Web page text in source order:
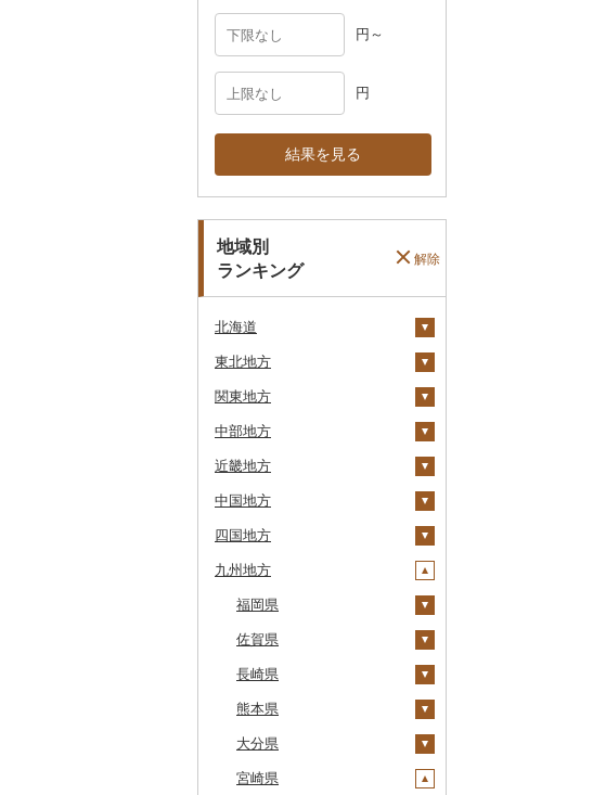
円～
円
結果を見る
地域別
ランキング
解除
北海道
安平町
八雲町
鹿部町
江差町
白老町
せたな町
旭川市
森町
稚内市
標津町
清里町
北斗市
留萌市
東北地方
青森県
十和田市
大鰐町
南部町
五戸町
藤崎町
六ヶ所村
東北町
三戸町
東通村
黒石市
おいらせ町
岩手県
宮古市
軽米町
岩手町
矢巾町
釜石市
野田村
普代村
一戸町
陸前高田市
紫波町
宮城県
柴田町
色麻町
丸森町
大衡村
加美町
利府町
白石市
登米市
山元町
秋田県
大潟村
横手市
能代市
小坂町
仙北市
井川町
潟上市
三種町
山形県
村山市
尾花沢市
上山市
河北町
酒田市
新庄市
長井市
福島県
天栄村
広野町
鏡石町
須賀川市
小野町
棚倉町
関東地方
茨城県
土浦市
取手市
つくば市
稲敷市
潮来市
五霞町
北茨城市
境町
かすみがうら市
牛久市
栃木県
那須塩原市
市貝町
塩谷町
上三川町
佐野市
真岡市
高根沢町
大田原市
栃木市
群馬県
榛東村
下仁田町
玉村町
安中市
川場村
昭和村
甘楽町
明和町
埼玉県
春日部市
蕨市
戸田市
毛呂山町
久喜市
ふじみ野市
川島町
千葉県
勝浦市
袖ケ浦市
我孫子市
長柄町
芝山町
八千代市
東京都
八王子市
日野市
昭島市
武蔵村山市
葛飾区
神奈川県
南足柄市
松田町
大井町
中井町
中部地方
新潟県
十日町市
弥彦村
阿賀町
出雲崎町
魚沼市
佐渡市
燕市
南魚沼市
関川村
富山県
射水市
氷見市
朝日町
高岡市
魚津市
砺波市
入善町
黒部市
石川県
羽咋市
七尾市
白山市
穴水町
輪島市
中能登町
石川県（県庁）
福井県
美浜町
小浜市
越前町
若狭町
鯖江市
高浜町
山梨県
富士吉田市
甲斐市
山梨市
富士川町
大月市
長野県
高森町
御代田町
飯田市
青木村
岐阜県
養老町
八百津町
池田町
静岡県
下田市
静岡市
愛知県
清須市
近畿地方
三重県
鈴鹿市
伊賀市
木曽岬町
多気町
松阪市
桑名市
志摩市
明和町
滋賀県
長浜市
高島市
草津市
近江八幡市
竜王町
甲賀市
湖南市
京都府
宮津市
伊根町
与謝野町
福知山市
亀岡市
城陽市
大阪府
茨木市
豊能町
枚方市
河内長野市
泉佐野市
兵庫県
上郡町
神河町
小野市
太子町
奈良県
曽爾村
河合町
宇陀市
和歌山県
湯浅町
有田市
中国地方
鳥取県
鳥取県（県庁）
米子市
大山町
琴浦町
日野町
鳥取市
北栄町
島根県
雲南市
海士町
津和野町
飯南町
安来市
知夫村
岡山県
津山市
西粟倉村
久米南町
真庭市
新見市
広島県
安芸太田町
世羅町
大竹市
廿日市市
山口県
柳井市
平生町
山口県（県庁）
四国地方
徳島県
阿波市
牟岐町
那賀町
三好市
鳴門市
藍住町
香川県
高松市
直島町
さぬき市
多度津町
三豊市
愛媛県
今治市
鬼北町
西予市
八幡浜市
高知県
香美市
馬路村
芸西村
九州地方
福岡県
那珂川市
添田町
大刀洗町
朝倉市
苅田町
佐賀県
嬉野市
佐賀県（県庁）
唐津市
江北町
長崎県
松浦市
時津町
諫早市
熊本県
上天草市
湯前町
大分県
九重町
宮崎県